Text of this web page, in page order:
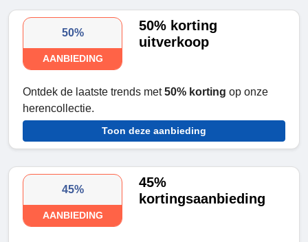
50%
AANBIEDING
50% korting
uitverkoop
Ontdek de laatste trends met50% korting op onze
herencollectie.
Toon deze aanbieding
45%
AANBIEDING
45%
kortingsaanbieding